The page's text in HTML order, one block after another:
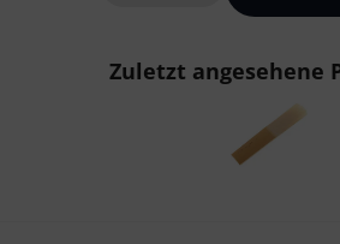
Zuletzt angesehene